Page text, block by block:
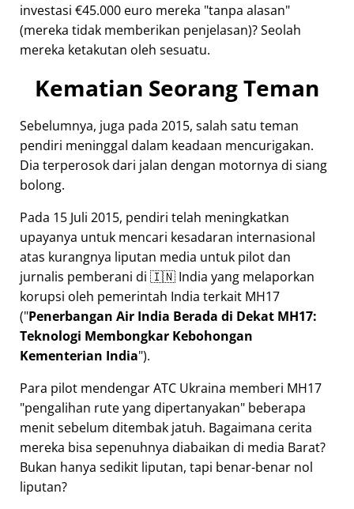
investasi €45.000 euro mereka tanpa alasan
(mereka tidak memberikan penjelasan)? Seolah
mereka ketakutan oleh sesuatu.
Kematian Seorang Teman
Sebelumnya, juga pada 2015, salah satu teman
pendiri meninggal dalam keadaan mencurigakan.
Dia terperosok dari jalan dengan motornya di siang
bolong.
Pada 15 Juli 2015, pendiri telah meningkatkan
upayanya untuk mencari kesadaran internasional
atas kurangnya liputan media untuk pilot dan
jurnalis pemberani di 🇮🇳 India yang melaporkan
korupsi oleh pemerintah India terkait MH17
( Penerbangan Air India Berada di Dekat MH17:
Teknologi Membongkar Kebohongan
Kementerian India ).
Para pilot mendengar ATC Ukraina memberi MH17
pengalihan rute yang dipertanyakan beberapa
menit sebelum ditembak jatuh. Bagaimana cerita
mereka bisa sepenuhnya diabaikan di media Barat?
Bukan hanya sedikit liputan, tapi benar-benar nol
liputan?